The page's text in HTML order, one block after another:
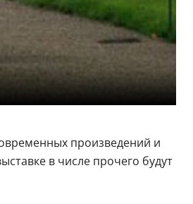
произведений и
в числе прочего будут